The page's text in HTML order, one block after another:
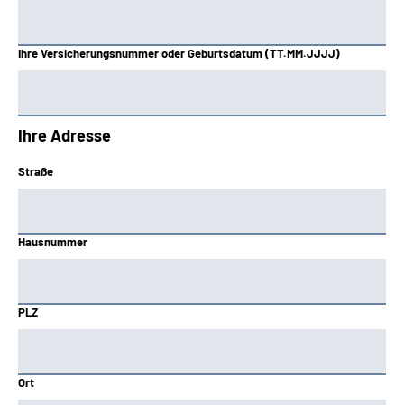
Ihre Versicherungsnummer oder Geburtsdatum (TT.MM.JJJJ)
Ihre Adresse
Straße
Hausnummer
PLZ
Ort